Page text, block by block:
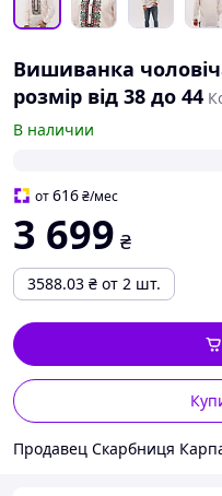
Вишиванка
розмір від 38 до 44
В наличии
от616₴/мес
3 699 ₴
3588.03 ₴ от 2 шт.